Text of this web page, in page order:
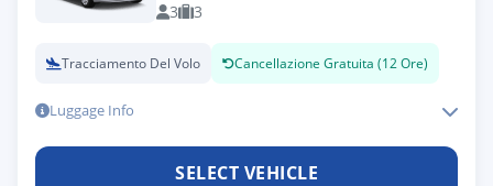
3 3
Tracciamento Del Volo Cancellazione Gratuita (12 Ore)
Luggage Info
SELECT VEHICLE